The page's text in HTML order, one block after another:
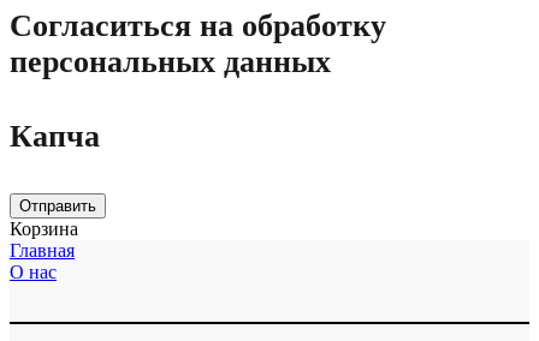
Cогласиться на обработку
персональных данных
Капча
Отправить
Корзина
Главная
О нас